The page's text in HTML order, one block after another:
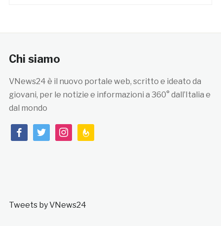
Chi siamo
VNews24 è il nuovo portale web, scritto e ideato da
giovani, per le notizie e informazioni a 360° dall’Italia e
dal mondo
facebooktwitterinstagramfeedburner
Tweets by VNews24